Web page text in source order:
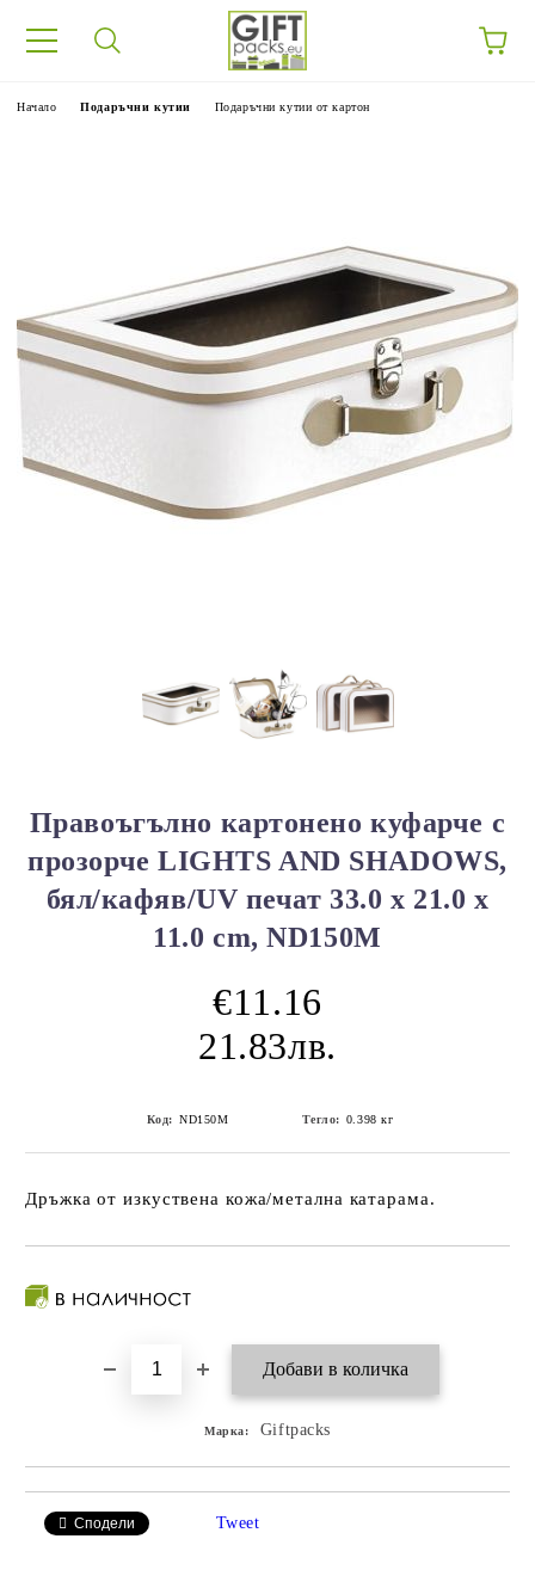
Начало Подаръчни кутии Подаръчни кутии от картон
Правоъгълно картонено куфарче с
прозорче LIGHTS AND SHADOWS,
бял/кафяв/UV печат 33.0 x 21.0 x
11.0 cm, ND150M
€11.16
21.83лв.
Код: ND150M Тегло: 0.398 кг
Дръжка от изкуствена кожа/метална катарама.
Марка: Giftpacks
Сподели Tweet